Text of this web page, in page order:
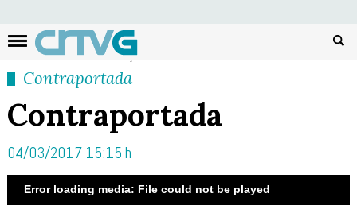
Contraportada
Contraportada
04/03/2017 15:15 h
Error loading media: File could not be played